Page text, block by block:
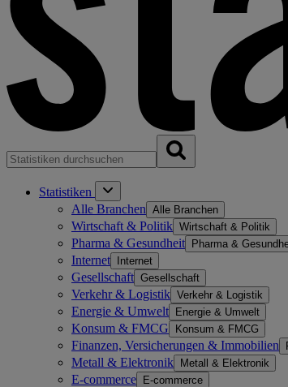
Statistiken
Alle Branchen Alle Branchen
Wirtschaft & Politik Wirtschaft & Politik
Pharma & Gesundheit Pharma &
Internet Internet
Gesellschaft Gesellschaft
Verkehr & Logistik Verkehr & Logistik
Energie & Umwelt Energie & Umwelt
Konsum & FMCG Konsum & FMCG
Finanzen, Versicherungen & Immobilien
Metall & Elektronik Metall & Elektronik
E-commerce E-commerce